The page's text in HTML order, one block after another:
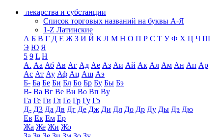
лекарства и субстанции
Список торговых названий на буквы А-Я
1-Z Латинские
А Б В Г Д Е Ж З И Й К Л М Н О П Р С Т У Ф Х Ц Ч Ш
Э Ю Я
5 9 L H
А. Аа Аб Ав Аг Ад Ае Аз Аи Ай Ак Ал Ам Ан Ап Ар
Ас Ат Ау Аф Ац Аш Аэ
Б- Ба Бе Би Бл Бо Бр Бу Бы Бэ
В- Ва Вг Ве Ви Во Вп Ву
Га Ге Ги Гл Го Гр Гу Гэ
Д- Д3 Да Дв Дг Де Дж Ди Дл До Др Ду Ды Дэ Дю
Ев Ек Ем Ер
Жа Же Жи Жо